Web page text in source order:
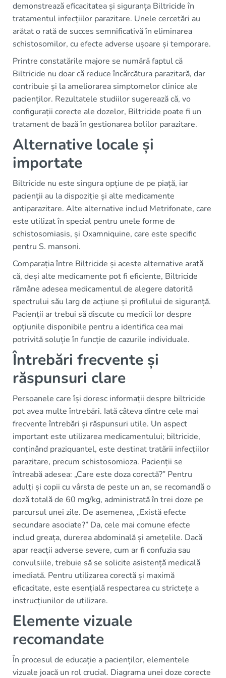
demonstrează eficacitatea și siguranța Biltricide în
tratamentul infecțiilor parazitare. Unele cercetări au
arătat o rată de succes semnificativă în eliminarea
schistosomilor, cu efecte adverse ușoare și temporare.
Printre constatările majore se numără faptul că
Biltricide nu doar că reduce încărcătura parazitară, dar
contribuie și la ameliorarea simptomelor clinice ale
pacienților. Rezultatele studiilor sugerează că, vo
configurații corecte ale dozelor, Biltricide poate fi un
tratament de bază în gestionarea bolilor parazitare.
Alternative locale și
importate
Biltricide nu este singura opțiune de pe piață, iar
pacienții au la dispoziție și alte medicamente
antiparazitare. Alte alternative includ Metrifonate, care
este utilizat în special pentru unele forme de
schistosomiasis, și Oxamniquine, care este specific
pentru S. mansoni.
Comparația între Biltricide și aceste alternative arată
că, deși alte medicamente pot fi eficiente, Biltricide
rămâne adesea medicamentul de alegere datorită
spectrului său larg de acțiune și profilului de siguranță.
Pacienții ar trebui să discute cu medicii lor despre
opțiunile disponibile pentru a identifica cea mai
potrivită soluție în funcție de cazurile individuale.
Întrebări frecvente și
răspunsuri clare
Persoanele care își doresc informații despre biltricide
pot avea multe întrebări. Iată câteva dintre cele mai
frecvente întrebări și răspunsuri utile. Un aspect
important este utilizarea medicamentului; biltricide,
conținând praziquantel, este destinat tratării infecțiilor
parazitare, precum schistosomioza. Pacienții se
întreabă adesea: „Care este doza corectă?” Pentru
adulți și copii cu vârsta de peste un an, se recomandă o
doză totală de 60 mg/kg, administrată în trei doze pe
parcursul unei zile. De asemenea, „Există efecte
secundare asociate?” Da, cele mai comune efecte
includ greața, durerea abdominală și amețelile. Dacă
apar reacții adverse severe, cum ar fi confuzia sau
convulsiile, trebuie să se solicite asistență medicală
imediată. Pentru utilizarea corectă și maximă
eficacitate, este esențială respectarea cu strictețe a
instrucțiunilor de utilizare.
Elemente vizuale
recomandate
În procesul de educație a pacienților, elementele
vizuale joacă un rol crucial. Diagrama unei doze corecte